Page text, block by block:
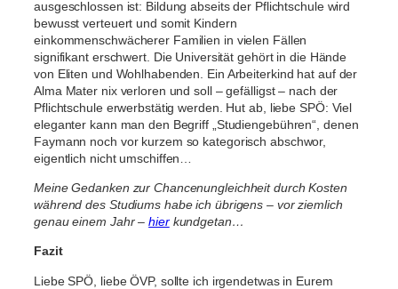
ausgeschlossen ist: Bildung abseits der Pflichtschule wird
bewusst verteuert und somit Kindern
einkommenschwächerer Familien in vielen Fällen
signifikant erschwert. Die Universität gehört in die Hände
von Eliten und Wohlhabenden. Ein Arbeiterkind hat auf der
Alma Mater nix verloren und soll – gefälligst – nach der
Pflichtschule erwerbstätig werden. Hut ab, liebe SPÖ: Viel
eleganter kann man den Begriff „Studiengebühren“, denen
Faymann noch vor kurzem so kategorisch abschwor,
eigentlich nicht umschiffen…
Meine Gedanken zur Chancenungleichheit durch Kosten
während des Studiums habe ich übrigens – vor ziemlich
genau einem Jahr –hierkundgetan…
Fazit
Liebe SPÖ, liebe ÖVP, sollte ich irgendetwas in Eurem